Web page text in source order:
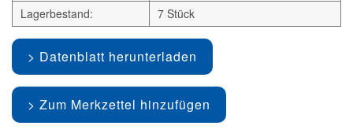
Lagerbestand:
7 Stück
Datenblatt herunterladen
Zum Merkzettel hinzufügen